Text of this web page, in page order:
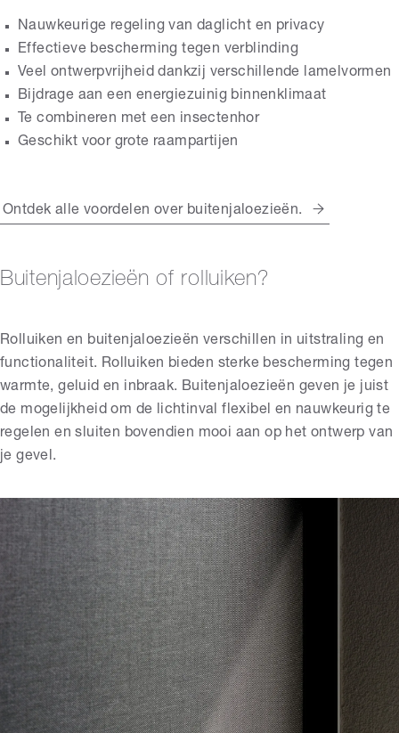
Nauwkeurige regeling van daglicht en privacy
Effectieve bescherming tegen verblinding
Veel ontwerpvrijheid dankzij verschillende lamelvormen
Bijdrage aan een energiezuinig binnenklimaat
Te combineren met een insectenhor
Geschikt voor grote raampartijen
Ontdek alle voordelen over buitenjaloezieën.
Buitenjaloezieën of rolluiken?
Rolluiken en buitenjaloezieën verschillen in uitstraling en
functionaliteit. Rolluiken bieden sterke bescherming tegen
warmte, geluid en inbraak. Buitenjaloezieën geven je juist
de mogelijkheid om de lichtinval flexibel en nauwkeurig te
regelen en sluiten bovendien mooi aan op het ontwerp van
je gevel.